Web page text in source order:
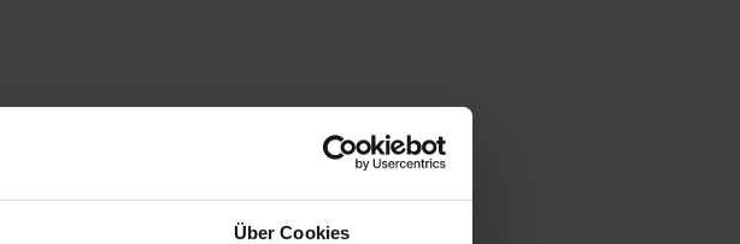
Über Cookies